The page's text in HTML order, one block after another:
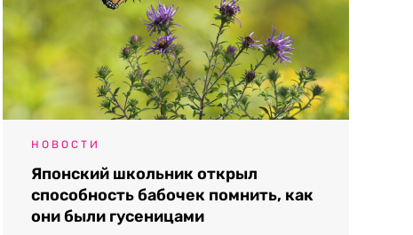
НОВОСТИ
Японский школьник открыл
способность бабочек помнить, как
они были гусеницами